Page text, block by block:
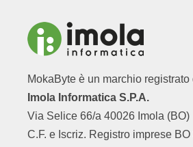
MokaByte è un marchio registrato
Imola Informatica S.P.A.
Via Selice 66/a 40026 Imola (BO)
C.F. e Iscriz. Registro imprese